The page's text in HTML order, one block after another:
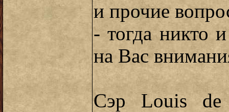
и прочие
- тогда никто
на Вас
Сэр Louis de